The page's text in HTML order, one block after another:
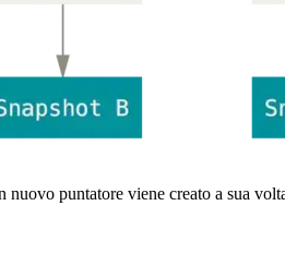
nuovo puntatore viene creato a sua